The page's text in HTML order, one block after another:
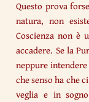
Questo prova
natura, non
Coscienza non è
accadere. Se la
neppure intendere
che senso ha che
veglia e in